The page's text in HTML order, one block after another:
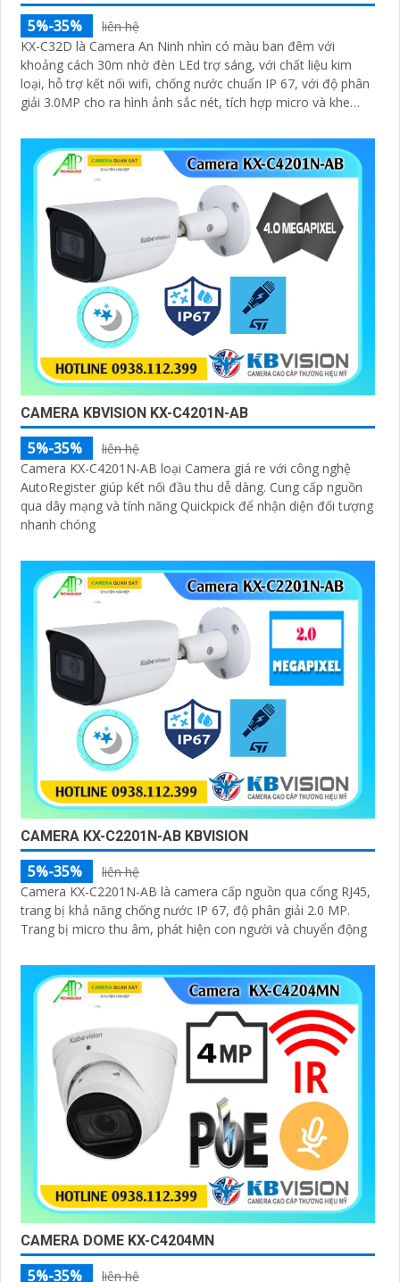
5%-35%
liên hệ
KX-C32D là Camera An Ninh nhìn có màu ban đêm với
khoảng cách 30m nhờ đèn LEd trợ sáng, với chất liệu kim
loại, hỗ trợ kết nối wifi, chống nước chuẩn IP 67, với độ phân
giải 3.0MP cho ra hình ảnh sắc nét, tích hợp micro và khe
CAMERA KBVISION KX-C4201N-AB
5%-35%
liên hệ
Camera KX-C4201N-AB loại Camera giá re với công nghệ
AutoRegister giúp kết nối đầu thu dễ dàng. Cung cấp nguồn
qua dây mạng và tính năng Quickpick để nhận diện đối tượng
nhanh chóng
CAMERA KX-C2201N-AB KBVISION
5%-35%
liên hệ
Camera KX-C2201N-AB là camera cấp nguồn qua cổng RJ45,
trang bị khả năng chống nước IP 67, độ phân giải 2.0 MP.
Trang bị micro thu âm, phát hiện con người và chuyển động
CAMERA DOME KX-C4204MN
5%-35% liên hệ